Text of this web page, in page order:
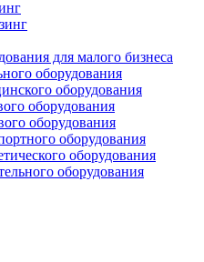
для малого бизнеса
оборудования
оборудования
оборудования
оборудования
оборудования
оборудования
оборудования